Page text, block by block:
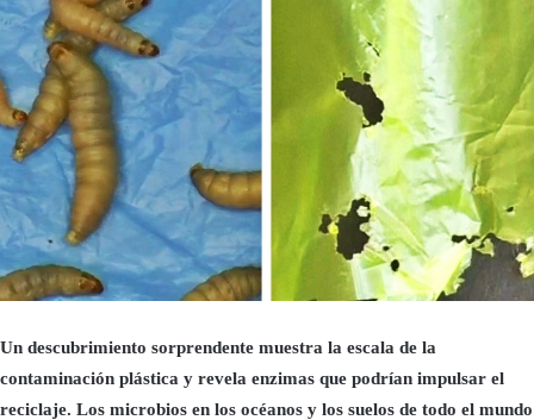
Un descubrimiento sorprendente muestra la escala de la
contaminación plástica y revela enzimas que podrían impulsar el
reciclaje. Los microbios en los océanos y los suelos de todo el mundo